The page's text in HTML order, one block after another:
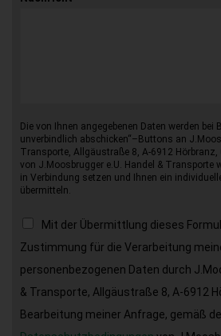
Die von Ihnen angegebenen Daten werden bei
unverbindlich abschicken“–Buttons an
Transporte, Allgäustraße 8, A-6912
von J.Moosbrugger e.U. Handel & Transporte
in Verbindung setzen und Ihnen ein
übermitteln.
Mit der Übermittlung dieses
Zustimmung für die Verarbeitung
personenbezogenen Daten durch
& Transporte, Allgäustraße 8, A-6912
Bearbeitung meiner Anfrage, gemäß